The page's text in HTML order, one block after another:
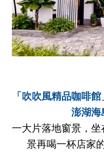
「吹吹風精品咖啡
澎湖海
一大片落地窗景，
景再喝一杯店家